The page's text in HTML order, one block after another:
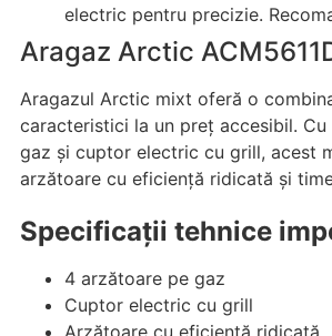
electric pentru precizie.
Aragaz Arctic
Aragazul Arctic mixt oferă o
caracteristici la un preț accesibil.
gaz și cuptor electric cu grill, acest
arzătoare cu eficiență ridicată și
Specificații tehnice
4 arzătoare pe gaz
Cuptor electric cu grill